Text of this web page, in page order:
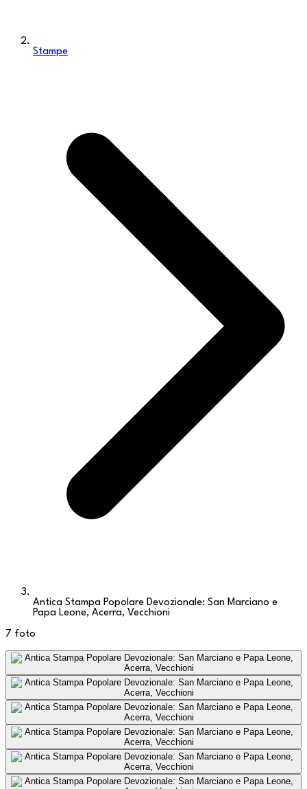
Stampe
Antica Stampa Popolare Devozionale: San Marciano e
Papa Leone, Acerra, Vecchioni
7 foto